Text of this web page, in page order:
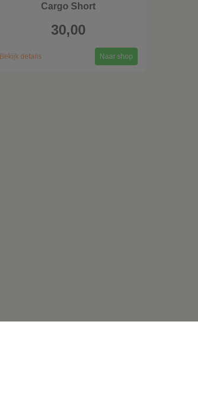
Cargo Short
30,00
Bekijk details Naar shop